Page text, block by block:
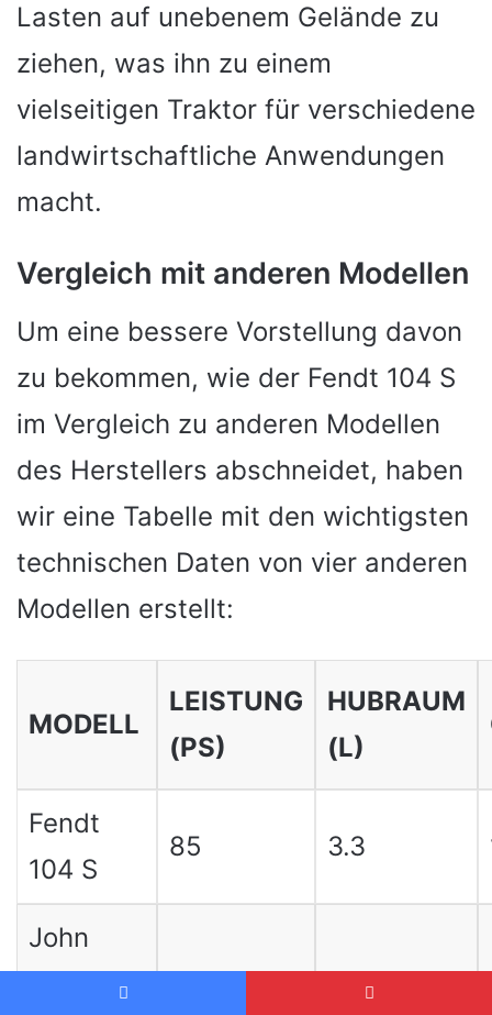
Lasten auf unebenem Gelände zu
ziehen, was ihn zu einem
vielseitigen Traktor für verschiedene
landwirtschaftliche Anwendungen
macht.
Vergleich mit anderen Modellen
Um eine bessere Vorstellung davon
zu bekommen, wie der Fendt 104 S
im Vergleich zu anderen Modellen
des Herstellers abschneidet, haben
wir eine Tabelle mit den wichtigsten
technischen Daten von vier anderen
Modellen erstellt:
MODELL
LEISTUNG
(PS)
HUBRAUM
(L)
Fendt
104 S
85 3.3
John
4.5